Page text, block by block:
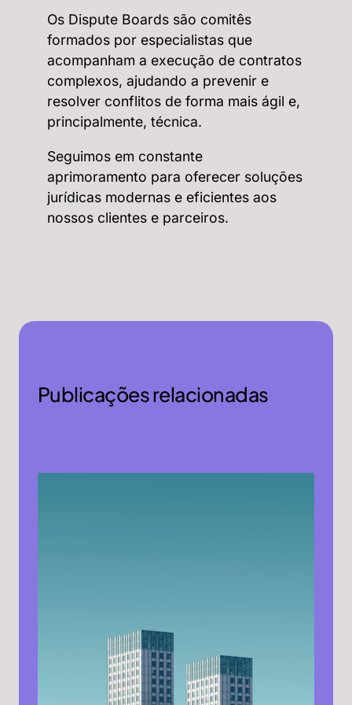
Os Dispute Boards são comitês
formados por especialistas que
acompanham a execução de contratos
complexos, ajudando a prevenir e
resolver conflitos de forma mais ágil e,
principalmente, técnica.
Seguimos em constante
aprimoramento para oferecer soluções
jurídicas modernas e eficientes aos
nossos clientes e parceiros.
Publicações relacionadas